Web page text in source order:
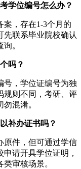
学位编号怎么办？
案，存在1-3个月的
先联系毕业院校确认
。
吗？
号，学位证编号为独
规则不同，考研、评
勿混淆。
补办证书吗？
原件，但可通过学信
请开具学位证明，
审核场景。